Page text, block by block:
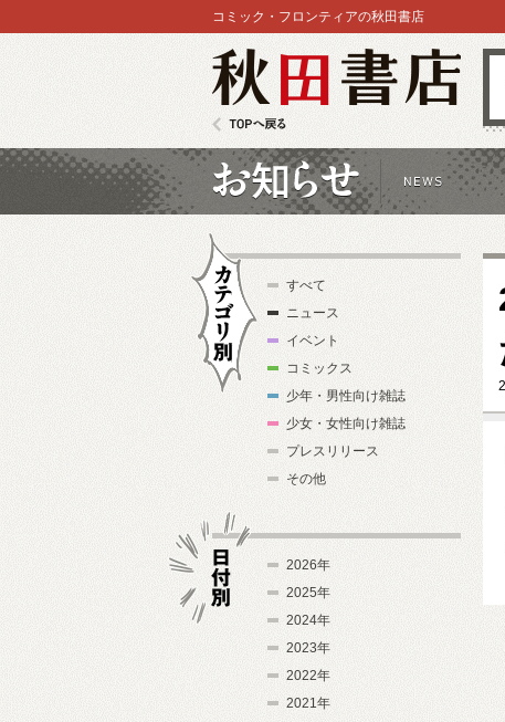
コミック・フロンティアの秋田書店
すべて
ニュース
イベント
コミックス
少年・男性向け雑誌
少女・女性向け雑誌
プレスリリース
その他
2026年
2025年
2024年
2023年
2022年
2021年